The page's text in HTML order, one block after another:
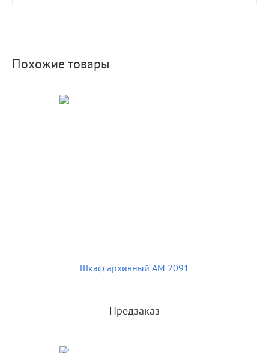
Похожие товары
Шкаф архивный AM 2091
Предзаказ